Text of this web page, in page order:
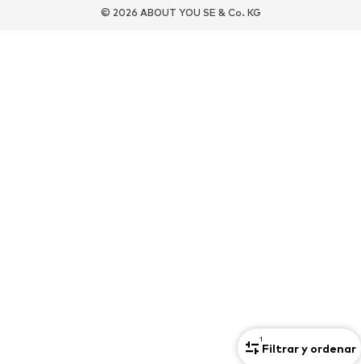
1
Filtrar y ordenar
Trajes y chaquetas
© 2026 ABOUT YOU SE & Co. KG